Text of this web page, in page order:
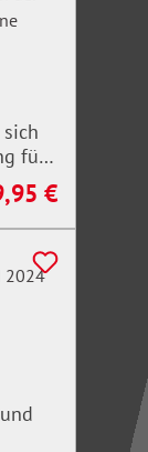
für
Preis:
€